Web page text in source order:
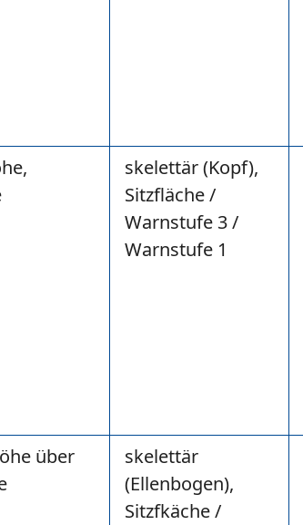
skelettär (Kopf),
Sitzfläche /
Warnstufe 3 /
Warnstufe 1
über
skelettär
(Ellenbogen),
Sitzfkäche /